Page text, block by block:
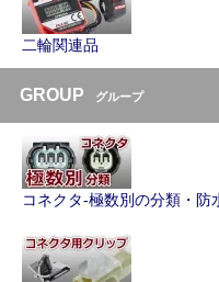
二輪関連品
GROUP グループ
コネクタ-極数別の分類・防